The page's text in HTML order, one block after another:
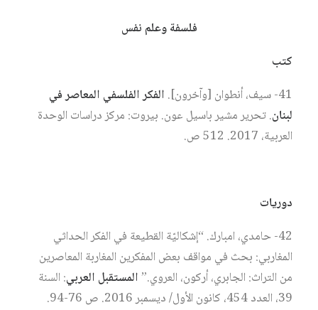
فلسفة وعلم نفس
كتب
41- سيف، أنطوان [وآخرون].
الفكر الفلسفي المعاصر في
لبنان. تحرير مشير باسيل عون. بيروت: مركز دراسات الوحدة
العربية، 2017. 512 ص.
دوريات
42- حامدي، امبارك. “إشكاليّة القطيعة في الفكر الحداثي
المغاربي: بحث في مواقف بعض المفكرين المغاربة المعاصرين
من التراث: الجابري، أركون، العروي.”المستقبل العربي: السنة
39، العدد 454، كانون الأول/ ديسمبر 2016. ص 76-94.